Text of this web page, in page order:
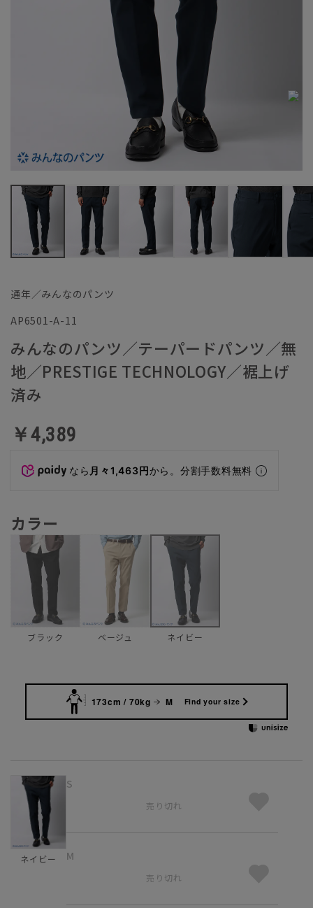
通年／みんなのパンツ
AP6501-A-11
みんなのパンツ／テーパードパンツ／無
地／PRESTIGE TECHNOLOGY／裾上げ
済み
￥4,389
なら 月々1,463円から。分割手数料無料
カラー
ブラック ベージュ ネイビー
173cm / 70kg M Find your size
ネイビー
S
売り切れ
M
売り切れ